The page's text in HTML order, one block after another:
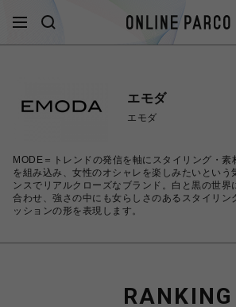
エモダ
エモダ
MODE＝トレンドの発信を軸にスタイリング・素
を組み込み、女性のオシャレを楽しみたいという
ンスでリアルクローズなブランド。白と黒の世界
合わせ、強さの中にも女らしさのあるスタイリン
ッションの形を表現します。
RANKING